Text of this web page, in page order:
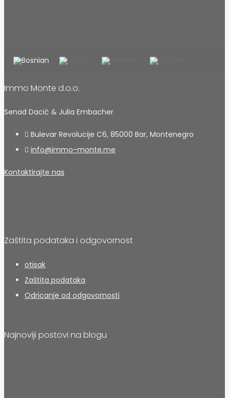
Immo Monte d.o.o.
Senad Dacić & Julia Embacher
Bulevar Revolucije C6, 85000 Bar, Montenegro
info@immo-monte.me
Kontaktirajte nas
Zaštita podataka i odgovornost
otisak
Zaštita podataka
Odricanje od odgovornosti
Najnoviji postovi na blogu